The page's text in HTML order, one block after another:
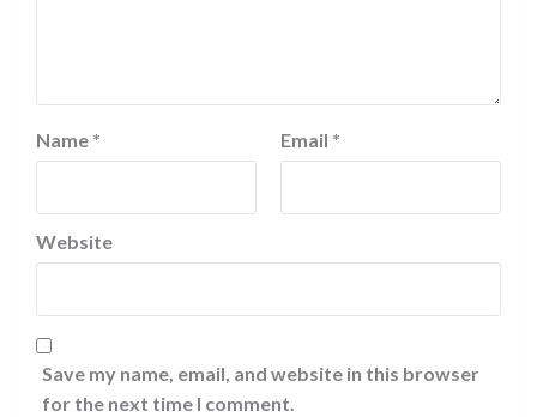
Name * Email *
Website
Save my name, email, and website in this browser
for the next time I comment.